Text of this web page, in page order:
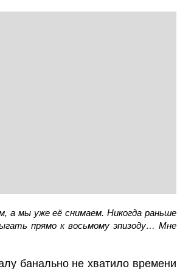
а мы уже её снимаем. Никогда раньше
прямо к восьмому эпизоду… Мне
банально не хватило времени